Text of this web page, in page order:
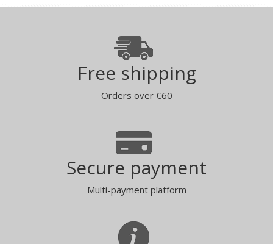
Free shipping
Orders over €60
Secure payment
Multi-payment platform